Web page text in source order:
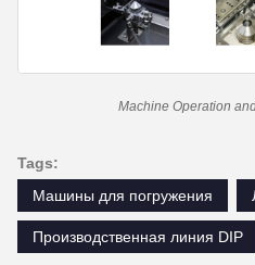
Machine Operation
Tags:
Машины для погружения
Производственная линия DIP